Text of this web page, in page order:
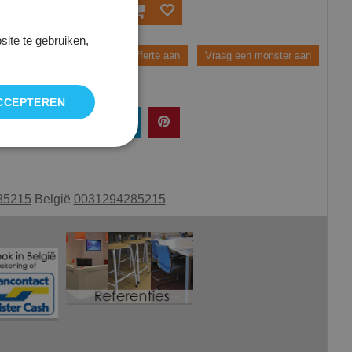
Vraag een offerte aan Vraag een monster aan
België 0031294285215
te gebruiken,